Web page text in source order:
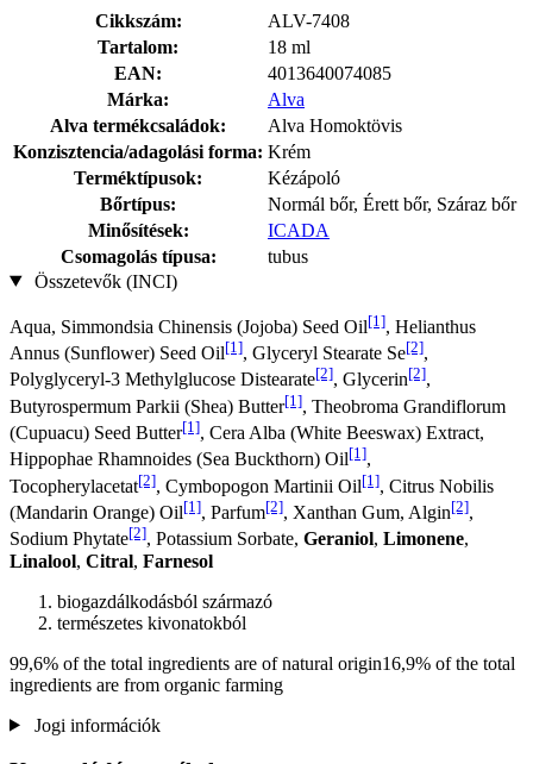
Cikkszám:
ALV-7408
Tartalom:
18 ml
EAN:
4013640074085
Márka:
Alva
Alva termékcsaládok:
Alva Homoktövis
Konzisztencia/adagolási forma: Krém
Terméktípusok:
Kézápoló
Bőrtípus:
Normál bőr, Érett bőr, Száraz bőr
Minősítések:
ICADA
Csomagolás típusa:
tubus
Összetevők (INCI)
Aqua, Simmondsia Chinensis (Jojoba) Seed Oil[1], Helianthus
Annus (Sunflower) Seed Oil[1], Glyceryl Stearate Se[2],
Polyglyceryl-3 Methylglucose Distearate[2], Glycerin[2],
Butyrospermum Parkii (Shea) Butter[1], Theobroma Grandiflorum
(Cupuacu) Seed Butter[1], Cera Alba (White Beeswax) Extract,
Hippophae Rhamnoides (Sea Buckthorn) Oil[1],
Tocopherylacetat[2], Cymbopogon Martinii Oil[1], Citrus Nobilis
(Mandarin Orange) Oil[1], Parfum[2], Xanthan Gum, Algin[2],
Sodium Phytate[2], Potassium Sorbate, Geraniol, Limonene,
Linalool, Citral, Farnesol
biogazdálkodásból származó
természetes kivonatokból
99,6% of the total ingredients are of natural origin16,9% of the total
ingredients are from organic farming
Jogi információk